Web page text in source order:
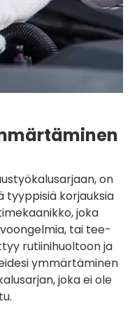
on
korjauksia
joka
tai tee-
rutiinihuoltoon ja
ymmärtäminen
joka ei ole